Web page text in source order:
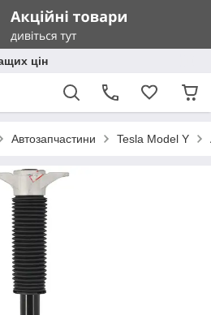
цін
Автозапчастини Tesla Model Y